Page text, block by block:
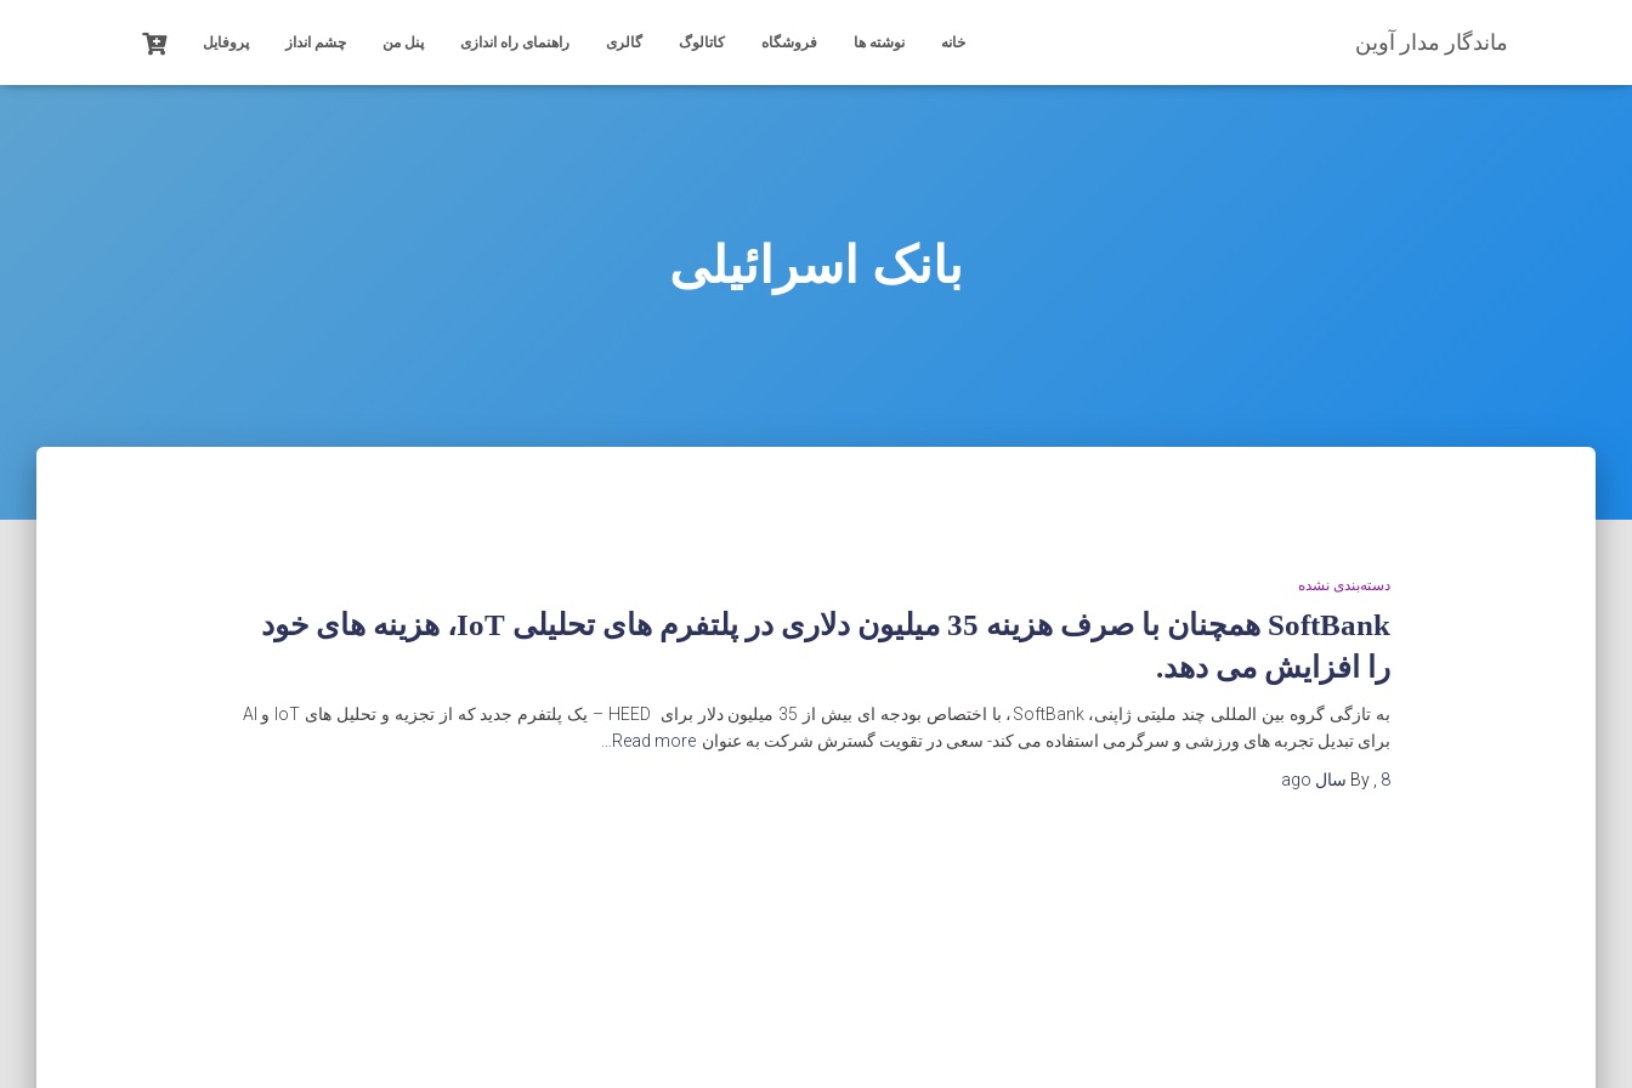
ماندگار مدار آوین خانه نوشته ها فروشگاه کاتالوگ گالری راهنمای راه اندازی پنل من چشم انداز پروفایل
بانک اسرائیلی
دسته‌بندی نشده
SoftBank همچنان با صرف هزینه 35 میلیون دلاری در پلتفرم های تحلیلی IoT، هزینه های خود
را افزایش می دهد.
به تازگی گروه بین المللی چند ملیتی ژاپنی، SoftBank، با اختصاص بودجه ای بیش از 35 میلیون دلار برای HEED – یک پلتفرم جدید که از تجزیه و تحلیل های IoT و AI
برای تبدیل تجربه های ورزشی و سرگرمی استفاده می کند- سعی در تقویت گسترش شرکت به عنوان Read more…
By
8 سال